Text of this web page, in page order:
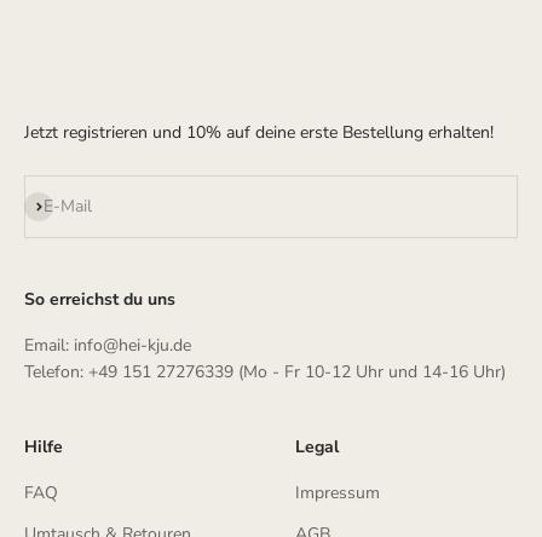
Jetzt registrieren und 10% auf deine erste Bestellung erhalten!
E-Mail
Abonnieren
So erreichst du uns
Email: info@hei-kju.de
Telefon: +49 151 27276339 (Mo - Fr 10-12 Uhr und 14-16 Uhr)
Hilfe
FAQ
Legal
Impressum